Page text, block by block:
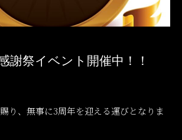
祭イベント開催中！！
り、無事に3周年を迎える運びとなりま